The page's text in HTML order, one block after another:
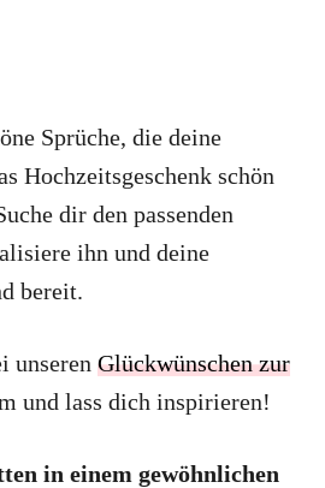
Sprüche, die deine
Hochzeitsgeschenk schön
dir den passenden
ihn und deine
bereit.
unseren Glückwünschen zur
und lass dich inspirieren!
in einem gewöhnlichen